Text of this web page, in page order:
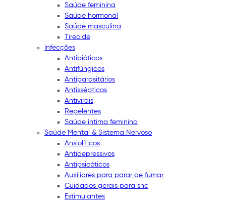
Saúde feminina
Saúde hormonal
Saúde masculina
Tireoide
Infecções
Antibióticos
Antifúngicos
Antiparasitários
Antissépticos
Antivirais
Repelentes
Saúde íntima feminina
Saúde Mental & Sistema Nervoso
Ansiolíticos
Antidepressivos
Antipsicóticos
Auxiliares para parar de fumar
Cuidados gerais para snc
Estimulantes